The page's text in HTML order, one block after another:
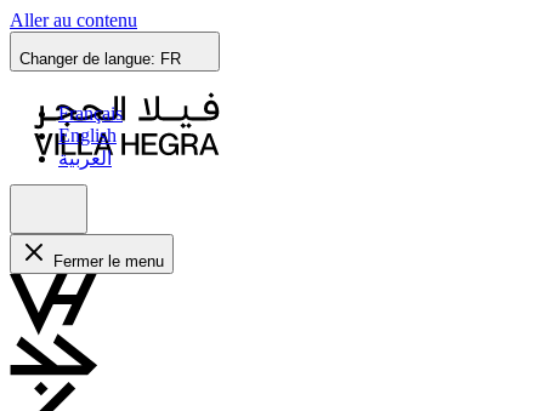
Aller au contenu
Changer de langue: FR
Français
English
العربية
Fermer le menu